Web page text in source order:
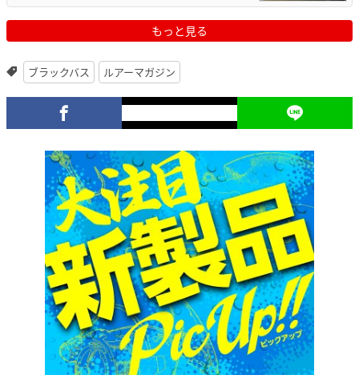
もっと見る
ブラックバス ルアーマガジン